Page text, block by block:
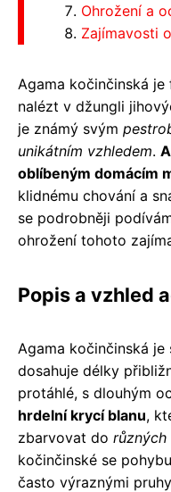
Ohrožení a
Zajímavosti
Agama kočinčinská
nalézt v džungli
je známý svým
unikátním vzhledem.
oblíbeným domácím
klidnému chování a
se podrobněji
ohrožení tohoto
Popis a vzhled
Agama kočinčinská
dosahuje délky
protáhlé, s dlouhým
hrdelní krycí blanu,
zbarvovat do
kočinčinské se
často výraznými